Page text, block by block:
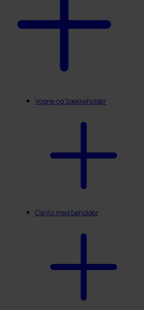
Vogne og Sækkeholder
Canto med beholder